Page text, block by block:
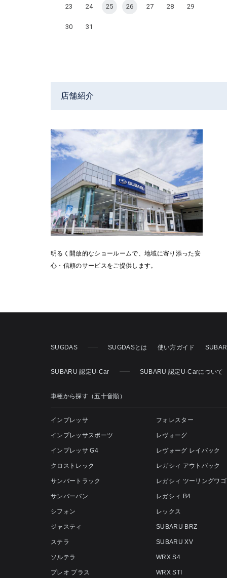
23 24 25 26 27 28 29
30 31
店舗紹介
明るく開放的なショールームで、地域に寄り添った安
心・信頼のサービスをご提供します。
SUGDAS SUGDASとは 使い方ガイド
SUBARU 認定U-Car SUBARU 認定U-Carについて
車種から探す（五十音順）
インプレッサ
インプレッサスポーツ
インプレッサ G4
クロストレック
サンバートラック
サンバーバン
シフォン
ジャスティ
ステラ
ソルテラ
プレオ プラス
フォレスター
レヴォーグ
レヴォーグ レイバック
レガシィ アウトバック
レガシィ ツーリングワ
レガシィ B4
レックス
SUBARU BRZ
SUBARU XV
WRX S4
WRX STI